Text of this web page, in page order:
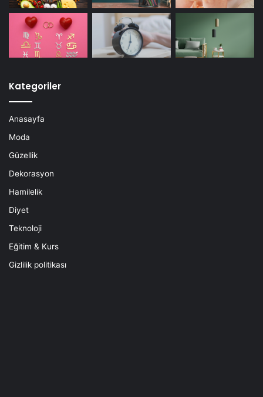
Kategoriler
Anasayfa
Moda
Güzellik
Dekorasyon
Hamilelik
Diyet
Teknoloji
Eğitim & Kurs
Gizlilik politikası